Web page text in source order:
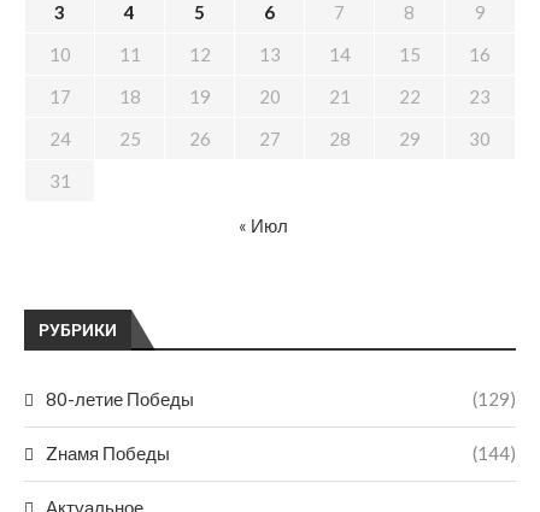
РУБРИКИ
80-летие Победы (129)
Zнамя Победы (144)
Актуальное
3
4 5 6 7 8
9
10
11 12 13 14 15
16
17
18 19 20 21 22
23
24
25 26 27 28 29
30
31
« Июл